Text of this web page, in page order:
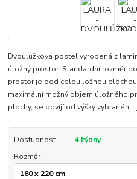
Dvoulůžková postel vyrobená z
úložný prostor. Standardní rozměr
prostor je pod celou ložnou
maximální možný objem úložného
plochy, se odvíjí od výšky vybranéh...
Dostupnost
4 týdny
Rozměr